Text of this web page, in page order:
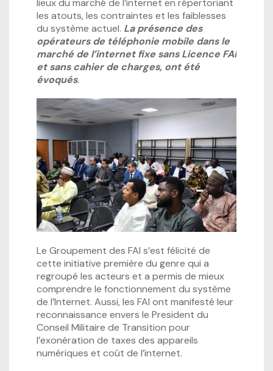
lieux du marché de l’internet en répertoriant
les atouts, les contraintes et les faiblesses
du système actuel. La présence des
opérateurs de téléphonie mobile dans le
marché de l’internet fixe sans Licence FAI
et sans cahier de charges, ont été
évoqués.
Le Groupement des FAI s’est félicité de
cette initiative première du genre qui a
regroupé les acteurs et a permis de mieux
comprendre le fonctionnement du système
de l’Internet. Aussi, les FAI ont manifesté leur
reconnaissance envers le President du
Conseil Militaire de Transition pour
l’exonération de taxes des appareils
numériques et coût de l’internet.